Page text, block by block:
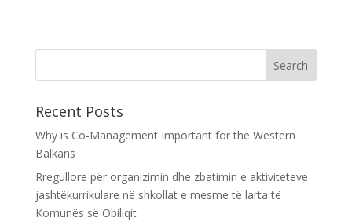
Recent Posts
Why is Co-Management Important for the Western
Balkans
Rregullore për organizimin dhe zbatimin e aktiviteteve
jashtëkurrikulare në shkollat e mesme të larta të
Komunës së Obiliqit